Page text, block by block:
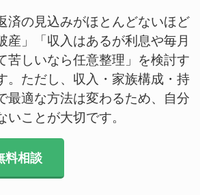
済の見込みがほとんどないほど
産」「収入はあるが利息や毎月
苦しいなら任意整理」を検討す
。ただし、収入・家族構成・持
最適な方法は変わるため、自分
いことが大切です。
料相談